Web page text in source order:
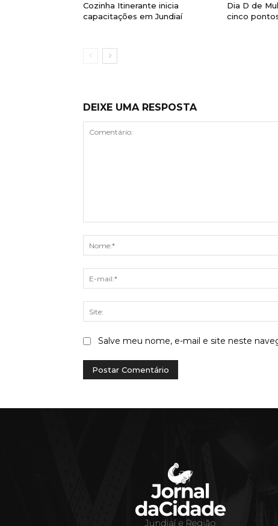
Cozinha Itinerante inicia
capacitações em Jundiaí
Dia D de
cinco
DEIXE UMA RESPOSTA
Salve meu nome, e-mail e site neste